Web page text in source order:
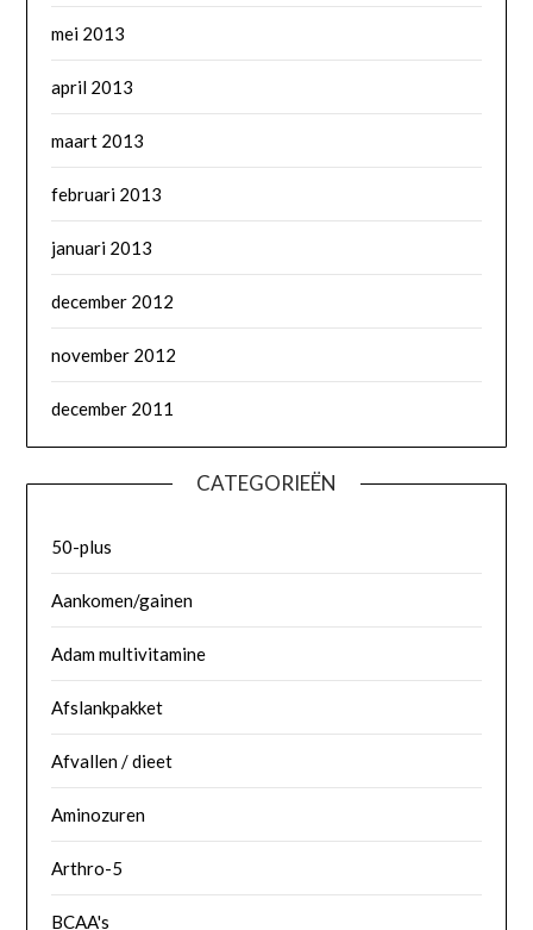
mei 2013
april 2013
maart 2013
februari 2013
januari 2013
december 2012
november 2012
december 2011
CATEGORIEËN
50-plus
Aankomen/gainen
Adam multivitamine
Afslankpakket
Afvallen / dieet
Aminozuren
Arthro-5
BCAA's